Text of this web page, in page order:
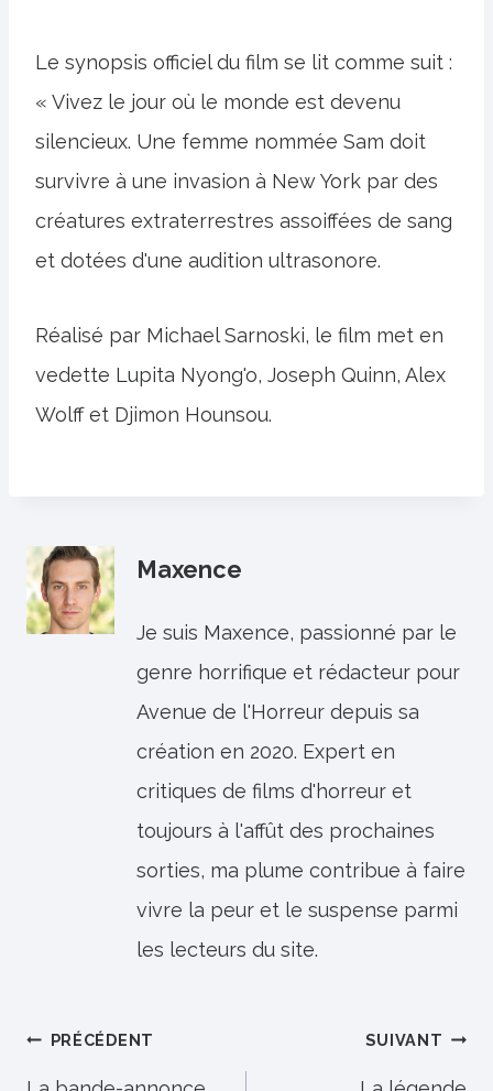
Le synopsis officiel du film se lit comme suit :
« Vivez le jour où le monde est devenu
silencieux. Une femme nommée Sam doit
survivre à une invasion à New York par des
créatures extraterrestres assoiffées de sang
et dotées d'une audition ultrasonore.
Réalisé par Michael Sarnoski, le film met en
vedette Lupita Nyong'o, Joseph Quinn, Alex
Wolff et Djimon Hounsou.
Maxence
Je suis Maxence, passionné par le
genre horrifique et rédacteur pour
Avenue de l'Horreur depuis sa
création en 2020. Expert en
critiques de films d'horreur et
toujours à l'affût des prochaines
sorties, ma plume contribue à faire
vivre la peur et le suspense parmi
les lecteurs du site.
Navigation
PRÉCÉDENT SUIVANT